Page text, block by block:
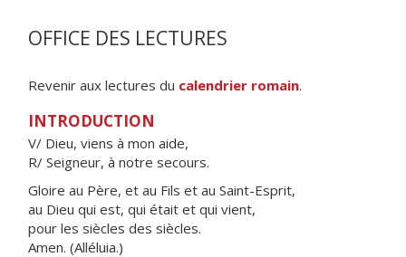
OFFICE DES LECTURES
Revenir aux lectures du calendrier romain.
INTRODUCTION
V/ Dieu, viens à mon aide,
R/ Seigneur, à notre secours.
Gloire au Père, et au Fils et au Saint-Esprit,
au Dieu qui est, qui était et qui vient,
pour les siècles des siècles.
Amen. (Alléluia.)